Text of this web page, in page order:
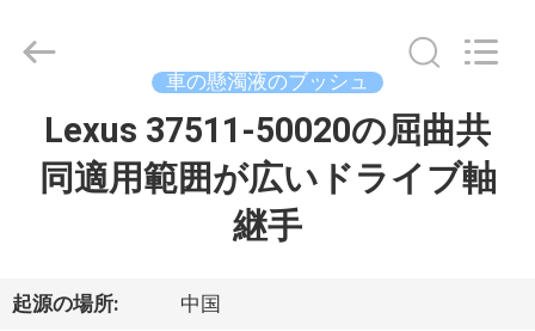
製
2026
GUANGZHOU
Reserved.
車の懸濁液のブッシュ
Lexus 37511-50020の屈曲共
同適用範囲が広いドライブ軸
継手
起源の場所: 中国